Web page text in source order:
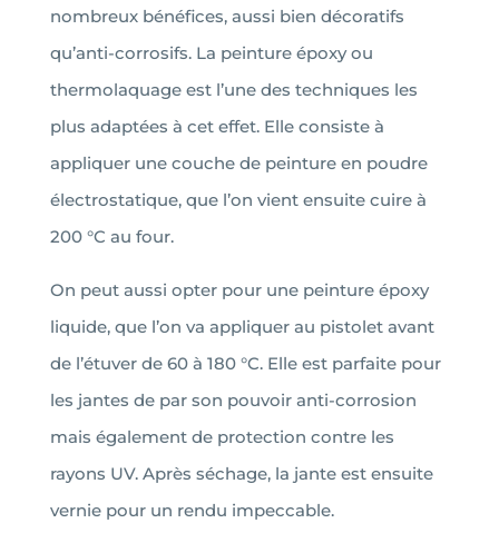
nombreux bénéfices, aussi bien décoratifs
qu’anti-corrosifs. La peinture époxy ou
thermolaquage est l’une des techniques les
plus adaptées à cet effet. Elle consiste à
appliquer une couche de peinture en poudre
électrostatique, que l’on vient ensuite cuire à
200 °C au four.
On peut aussi opter pour une peinture époxy
liquide, que l’on va appliquer au pistolet avant
de l’étuver de 60 à 180 °C. Elle est parfaite pour
les jantes de par son pouvoir anti-corrosion
mais également de protection contre les
rayons UV. Après séchage, la jante est ensuite
vernie pour un rendu impeccable.